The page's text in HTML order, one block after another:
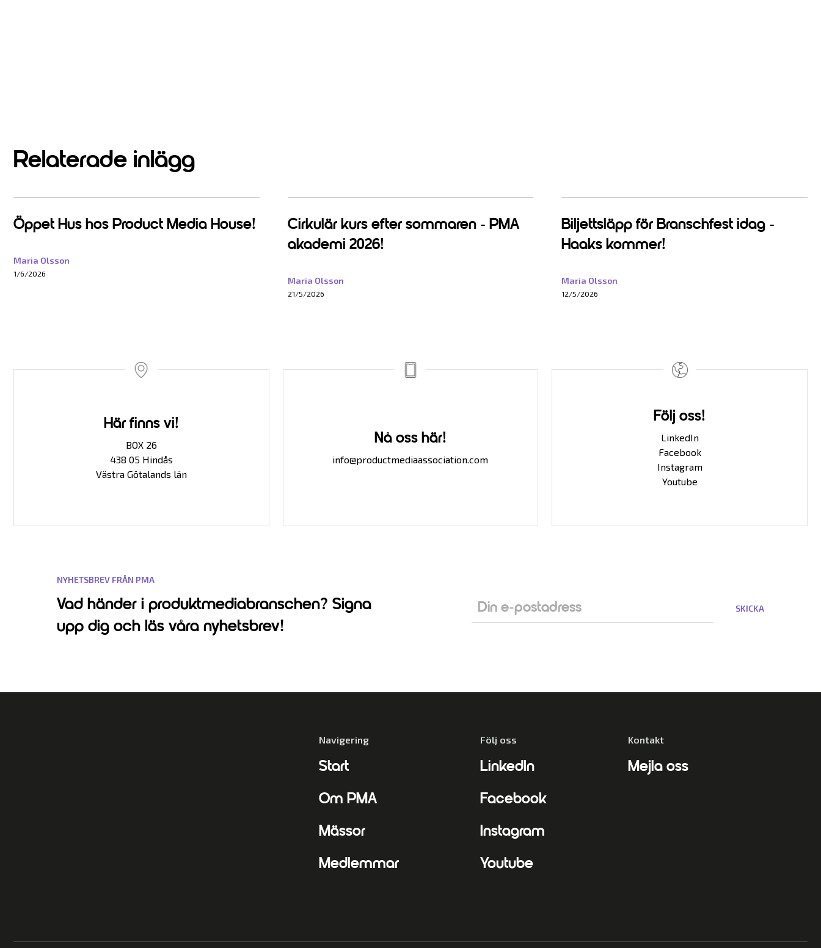
Relaterade inlägg
Öppet Hus hos Product Media House!
Maria Olsson
1/6/2026
Cirkulär kurs efter sommaren - PMA
akademi 2026!
Maria Olsson
21/5/2026
Biljettsläpp för Branschfest idag -
Haaks kommer!
Maria Olsson
12/5/2026
Här finns vi!
BOX 26
438 05 Hindås
Västra Götalands län
Nå oss här!
info@productmediaassociation.com
Följ oss!
LinkedIn
Facebook
Instagram
Youtube
NYHETSBREV FRÅN PMA
Vad händer i produktmediabranschen? Signa
upp dig och läs våra nyhetsbrev!
Navigering
Start
Om PMA
Mässor
Medlemmar
Följ oss
LinkedIn
Facebook
Instagram
Youtube
Kontakt
Mejla oss